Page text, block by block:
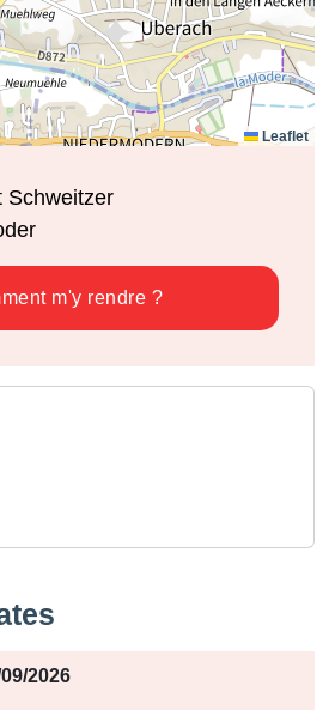
Leaflet
Schweitzer
m'y rendre ?
2026